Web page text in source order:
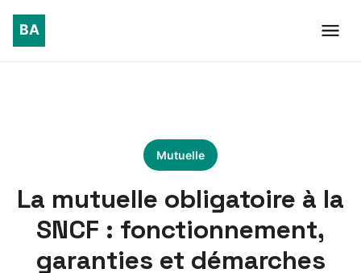
Mutuelle
La mutuelle obligatoire à la
SNCF : fonctionnement,
garanties et démarches